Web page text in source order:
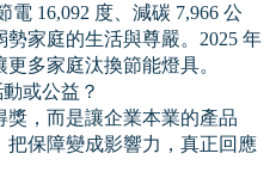
電 16,092 度、減碳 7,966 公
家庭的生活與尊嚴。2025 年
多家庭汰換節能燈具。
或公益？
獎，而是讓企業本業的產品
把保障變成影響力，真正回應